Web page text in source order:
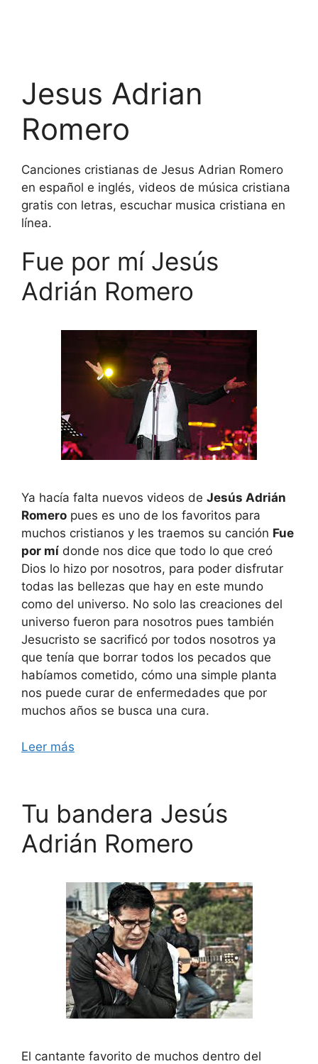
Jesus Adrian
Romero
Canciones cristianas de Jesus Adrian Romero
en español e inglés, videos de música cristiana
gratis con letras, escuchar musica cristiana en
línea.
Fue por mí Jesús
Adrián Romero
Ya hacía falta nuevos videos de Jesús Adrián
Romero pues es uno de los favoritos para
muchos cristianos y les traemos su canción Fue
por mí donde nos dice que todo lo que creó
Dios lo hizo por nosotros, para poder disfrutar
todas las bellezas que hay en este mundo
como del universo. No solo las creaciones del
universo fueron para nosotros pues también
Jesucristo se sacrificó por todos nosotros ya
que tenía que borrar todos los pecados que
habíamos cometido, cómo una simple planta
nos puede curar de enfermedades que por
muchos años se busca una cura.
Leer más
Tu bandera Jesús
Adrián Romero
El cantante favorito de muchos dentro del